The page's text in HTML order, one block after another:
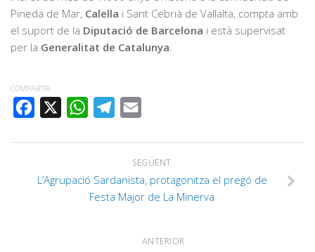
Pineda de Mar, Calella i Sant Cebrià de Vallalta, compta amb
el suport de la Diputació de Barcelona i està supervisat
per la Generalitat de Catalunya.
COMPARTIR
FACEBOOK
WHATSAPPTELEGRAM
SEGÜENT
L’Agrupació Sardanista, protagonitza el pregó de
Festa Major de La Minerva
ANTERIOR